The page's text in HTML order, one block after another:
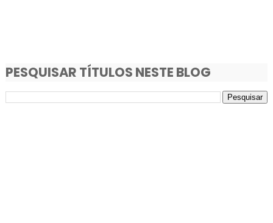
PESQUISAR TÍTULOS NESTE BLOG